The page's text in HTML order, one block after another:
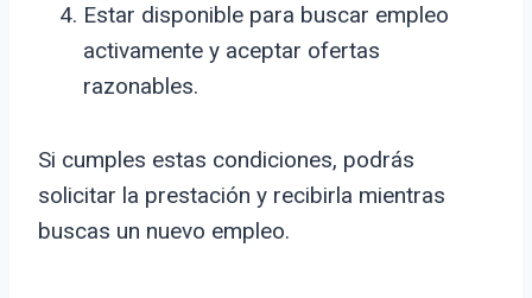
Estar disponible para buscar empleo
activamente y aceptar ofertas
razonables.
Si cumples estas condiciones, podrás
solicitar la prestación y recibirla mientras
buscas un nuevo empleo.